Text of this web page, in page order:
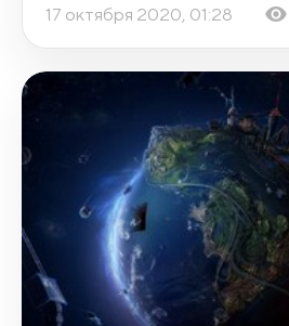
17 октября 2020, 01:28